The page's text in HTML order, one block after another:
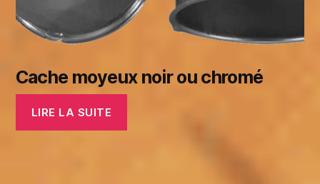
Cache moyeux noir ou chromé
LIRE LA SUITE